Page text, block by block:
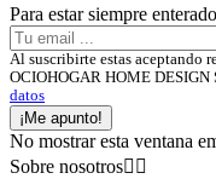
Para estar siempre
Al suscribirte estas aceptando
OCIOHOGAR HOME DESIGN
datos
¡Me apunto!
No mostrar esta ventana
Sobre nosotros 